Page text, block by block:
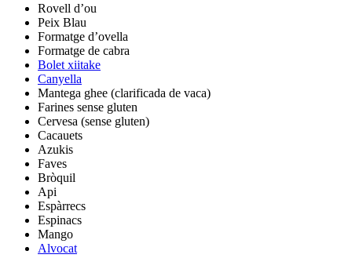
Rovell d’ou
Peix Blau
Formatge d’ovella
Formatge de cabra
Bolet xiitake
Canyella
Mantega ghee (clarificada de vaca)
Farines sense gluten
Cervesa (sense gluten)
Cacauets
Azukis
Faves
Bròquil
Api
Espàrrecs
Espinacs
Mango
Alvocat